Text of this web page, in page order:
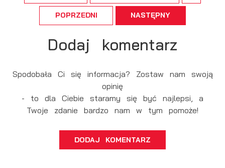
POPRZEDNI NASTĘPNY
Dodaj komentarz
Spodobała Ci się informacja? Zostaw nam swoją
opinię
- to dla Ciebie staramy się być najlepsi, a
Twoje zdanie bardzo nam w tym pomoże!
DODAJ KOMENTARZ